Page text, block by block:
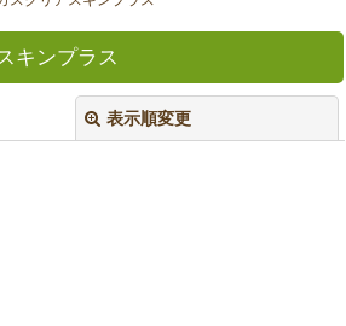
キンプラス
表示順変更